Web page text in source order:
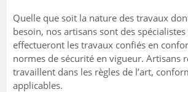
Quelle que soit la nature des travaux
besoin, nos artisans sont des
effectueront les travaux confiés en
normes de sécurité en vigueur. Artisans
travaillent dans les règles de l’art,
applicables.